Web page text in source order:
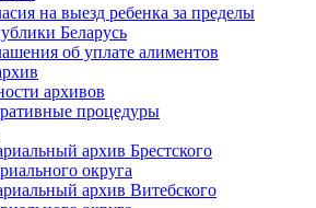
на выезд ребенка за пределы
Беларусь
об уплате алиментов
архивов
процедуры
архив Брестского
округа
архив Витебского